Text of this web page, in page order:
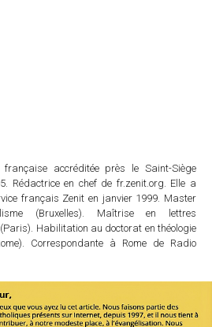
française accréditée près le Saint-Siège
Rédactrice en chef de fr.zenit.org. Elle a
français Zenit en janvier 1999. Master
(Bruxelles). Maîtrise en lettres
Habilitation au doctorat en théologie
Correspondante à Rome de Radio